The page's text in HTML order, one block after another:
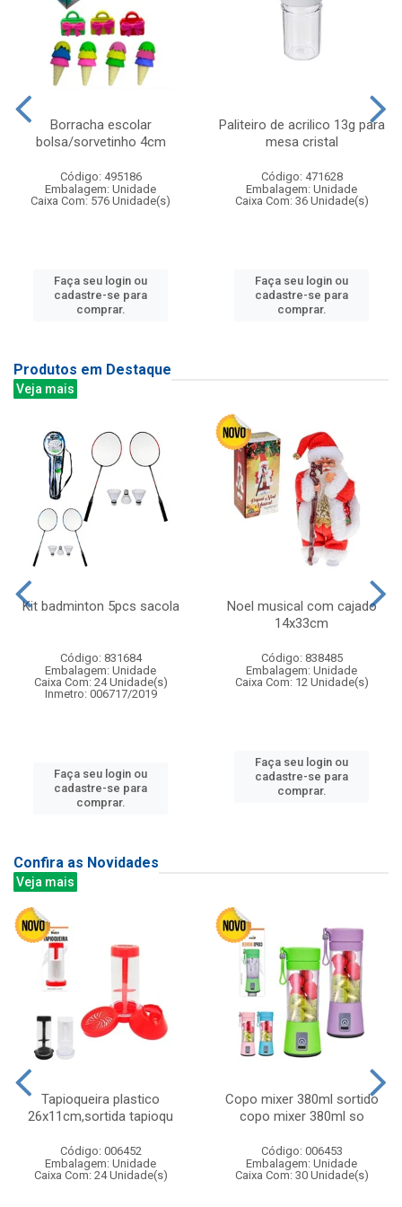
Borracha escolar
bolsa/sorvetinho 4cm
Código: 495186
Embalagem: Unidade
Caixa Com: 576 Unidade(s)
Faça seu login ou
cadastre-se para
comprar.
Paliteiro de acrilico 13g para
mesa cristal
Código: 471628
Embalagem: Unidade
Caixa Com: 36 Unidade(s)
Faça seu login ou
cadastre-se para
comprar.
Produtos em Destaque
Veja mais
Kit badminton 5pcs sacola
Código: 831684
Embalagem: Unidade
Caixa Com: 24 Unidade(s)
Inmetro: 006717/2019
Faça seu login ou
cadastre-se para
comprar.
Noel musical com cajado
14x33cm
Código: 838485
Embalagem: Unidade
Caixa Com: 12 Unidade(s)
Faça seu login ou
cadastre-se para
comprar.
Confira as Novidades
Veja mais
Tapioqueira plastico
26x11cm,sortida tapioqu
Código: 006452
Embalagem: Unidade
Caixa Com: 24 Unidade(s)
Copo mixer 380ml sortido
copo mixer 380ml so
Código: 006453
Embalagem: Unidade
Caixa Com: 30 Unidade(s)